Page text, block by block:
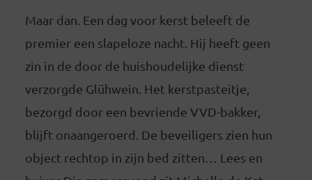
Maar dan. Een dag voor kerst beleeft de
premier een slapeloze nacht. Hij heeft geen
zin in de door de huishoudelijke dienst
verzorgde Glühwein. Het kerstpasteitje,
bezorgd door een bevriende VVD-bakker,
blijft onaangeroerd. De beveiligers zien hun
object rechtop in zijn bed zitten… Lees en